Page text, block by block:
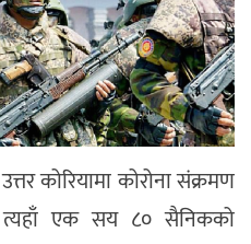
कोरियामा कोरोना संक्रमण
एक सय ८० सैनिकको